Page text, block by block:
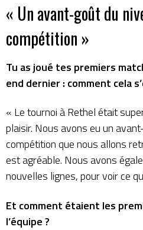
« Un avant-goût du
compétition »
Tu as joué tes premiers
end dernier : comment cela
« Le tournoi à Rethel était
plaisir. Nous avons eu un
compétition que nous allons
est agréable. Nous avons
nouvelles lignes, pour voir ce
Et comment étaient les
l’équipe ?